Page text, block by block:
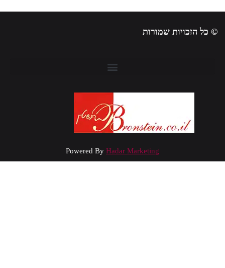
כל הזכויות שמורות
Powered ByHadar Marketing